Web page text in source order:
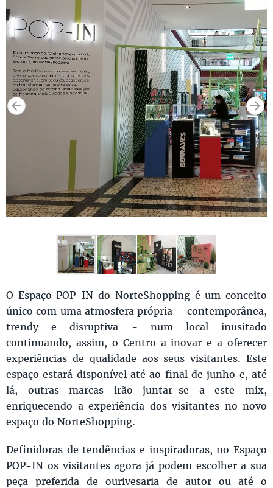
O Espaço POP-IN do NorteShopping é um conceito
único com uma atmosfera própria – contemporânea,
trendy e disruptiva - num local inusitado
continuando, assim, o Centro a inovar e a oferecer
experiências de qualidade aos seus visitantes. Este
espaço estará disponível até ao final de junho e, até
lá, outras marcas irão juntar-se a este mix,
enriquecendo a experiência dos visitantes no novo
espaço do NorteShopping.
Definidoras de tendências e inspiradoras, no Espaço
POP-IN os visitantes agora já podem escolher a sua
peça preferida de ourivesaria de autor ou até o